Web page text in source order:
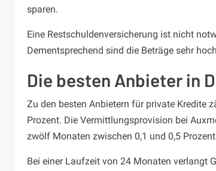
sparen.
Eine Restschuldenversicherung ist nicht
Dementsprechend sind die Beträge sehr
Die besten Anbieter in
Zu den besten Anbietern für private Kredite
Prozent. Die Vermittlungsprovision bei
zwölf Monaten zwischen 0,1 und 0,5
Bei einer Laufzeit von 24 Monaten verlangt